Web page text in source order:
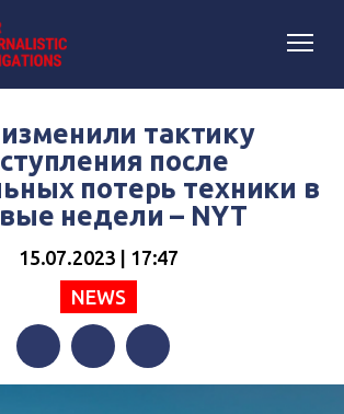
тактику
после
потерь техники в
недели – NYT
15.07.2023 | 17:47
NEWS
FacebookTwitterTelegram